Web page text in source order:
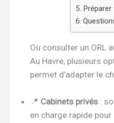
Où consulter un ORL
Au Havre, plusieurs
permet d’adapter le
📍 Cabinets privés :
en charge rapide